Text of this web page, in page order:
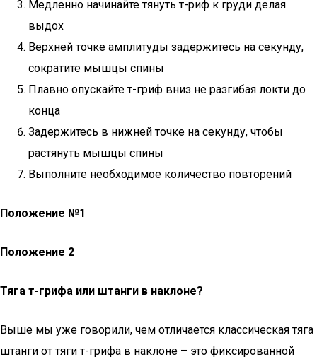
Медленно начинайте тянуть т-риф к груди делая
выдох
Верхней точке амплитуды задержитесь на секунду,
сократите мышцы спины
Плавно опускайте т-гриф вниз не разгибая локти до
конца
Задержитесь в нижней точке на секунду, чтобы
растянуть мышцы спины
Выполните необходимое количество повторений
Положение №1
Положение 2
Тяга т-грифа или штанги в наклоне?
Выше мы уже говорили, чем отличается классическая тяга
штанги от тяги т-грифа в наклоне – это фиксированной